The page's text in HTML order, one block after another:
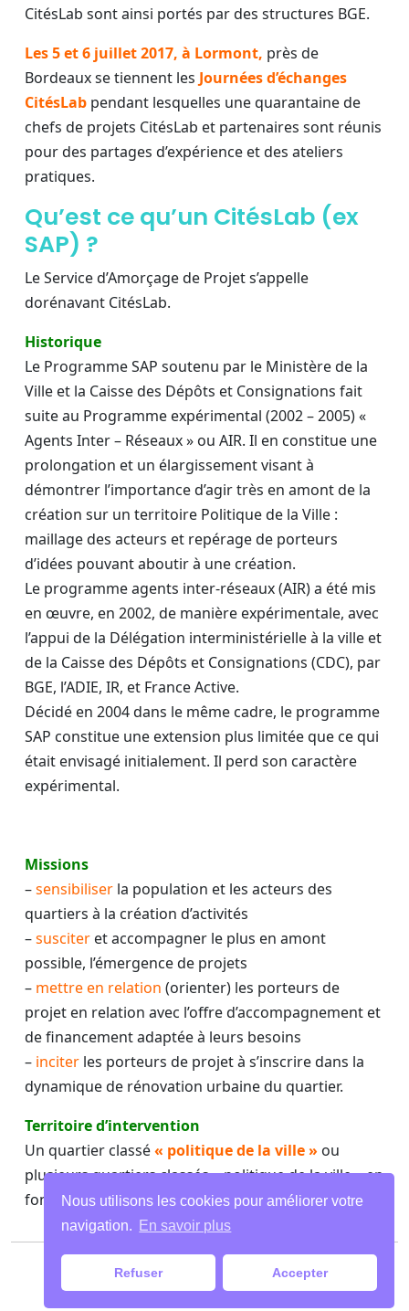
CitésLab sont ainsi portés par des structures BGE.
Les 5 et 6 juillet 2017, à Lormont, près de
Bordeaux se tiennent les Journées d’échanges
CitésLab pendant lesquelles une quarantaine de
chefs de projets CitésLab et partenaires sont réunis
pour des partages d’expérience et des ateliers
pratiques.
Qu’est ce qu’un CitésLab (ex
SAP) ?
Le Service d’Amorçage de Projet s’appelle
dorénavant CitésLab.
Historique
Le Programme SAP soutenu par le Ministère de la
Ville et la Caisse des Dépôts et Consignations fait
suite au Programme expérimental (2002 – 2005) «
Agents Inter – Réseaux » ou AIR. Il en constitue une
prolongation et un élargissement visant à
démontrer l’importance d’agir très en amont de la
création sur un territoire Politique de la Ville :
maillage des acteurs et repérage de porteurs
d’idées pouvant aboutir à une création.
Le programme agents inter-réseaux (AIR) a été mis
en œuvre, en 2002, de manière expérimentale, avec
l’appui de la Délégation interministérielle à la ville et
de la Caisse des Dépôts et Consignations (CDC), par
BGE, l’ADIE, IR, et France Active.
Décidé en 2004 dans le même cadre, le programme
SAP constitue une extension plus limitée que ce qui
était envisagé initialement. Il perd son caractère
expérimental.
Missions
–sensibiliser la population et les acteurs des
quartiers à la création d’activités
–susciter et accompagner le plus en amont
possible, l’émergence de projets
– mettre en relation (orienter) les porteurs de
projet en relation avec l’offre d’accompagnement et
de financement adaptée à leurs besoins
– inciter les porteurs de projet à s’inscrire dans la
dynamique de rénovation urbaine du quartier.
Territoire d’intervention
Un quartier classé« politique de la ville » ou
plusieurs quartiers classés « politique de la ville » en
fonction de leur importance.
Paiements|Mentions légales
| Tous droits
réservés
Nous utilisons les cookies pour améliorer votre
navigation.
En savoir plus
Refuser Accepter